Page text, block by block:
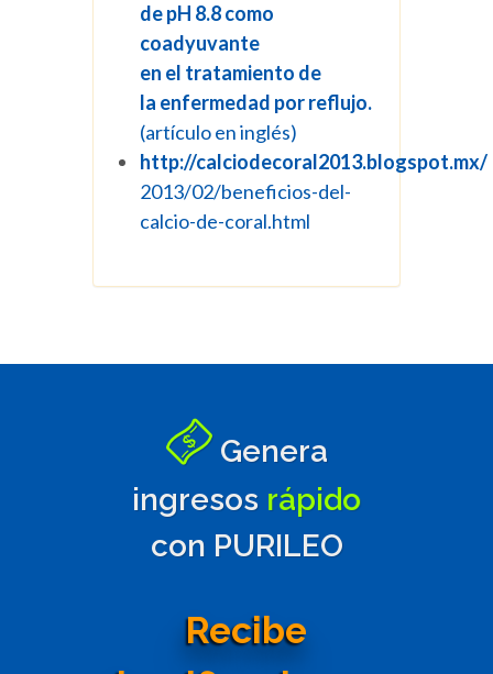
de pH 8.8 como
coadyuvante
en el tratamiento de
la enfermedad por reflujo.
(artículo en inglés)
http://calciodecoral2013.blogspot.mx/
2013/02/beneficios-del-
calcio-de-coral.html
Genera
ingresos rápido
con PURILEO